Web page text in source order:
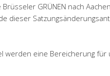
GRÜNEN nach Aachen
dieser
werden eine Bereicherung für